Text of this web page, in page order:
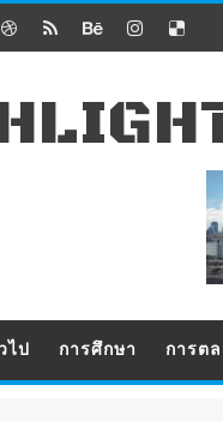
ไป การศึกษา การต